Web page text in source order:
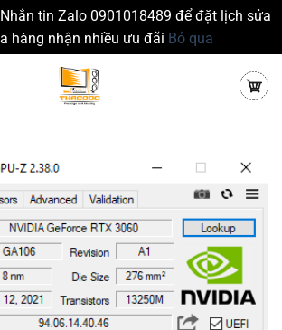
tin Zalo 0901018489 để đặt lịch sửa
hàng nhận nhiều ưu đãi Bỏ qua